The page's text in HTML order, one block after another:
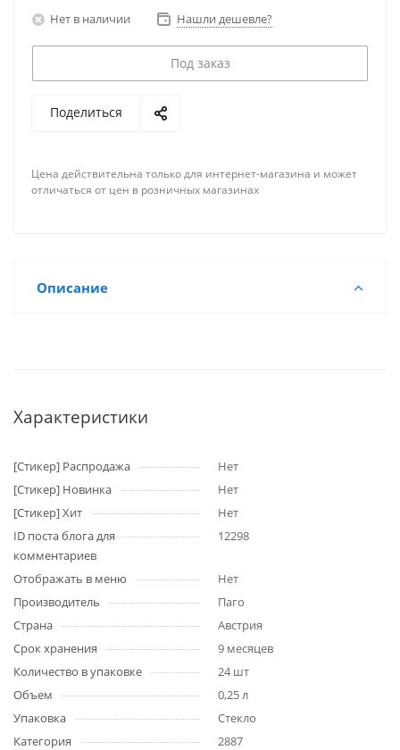
Нет в наличии Нашли дешевле?
Под заказ
Поделиться
Цена действительна только для интернет-магазина и может
отличаться от цен в розничных магазинах
Описание
Характеристики
[Стикер] Распродажа
Нет
[Стикер] Новинка
Нет
[Стикер] Хит
Нет
ID поста блога для
комментариев
12298
Отображать в меню
Нет
Производитель
Паго
Страна
Австрия
Срок хранения
9 месяцев
Количество в упаковке
24 шт
Объем
0,25 л
Упаковка
Стекло
Категория
2887